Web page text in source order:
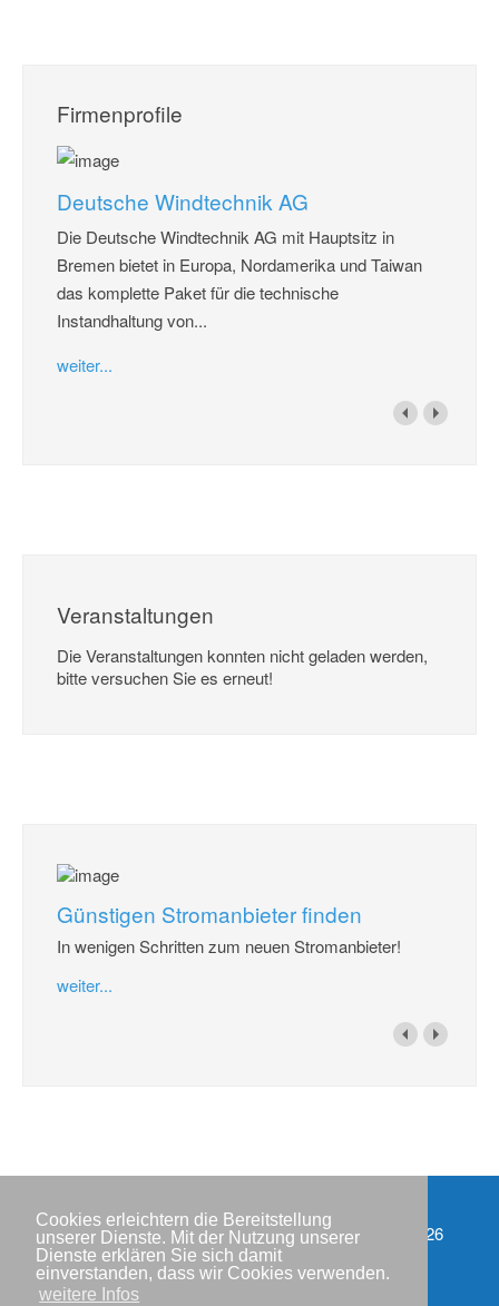
Cookies erleichtern die Bereitstellung
unserer Dienste. Mit der Nutzung unserer
Dienste erklären Sie sich damit
einverstanden, dass wir Cookies verwenden.
weitere Infos
Firmenprofile
Deutsche Windtechnik AG
Die Deutsche Windtechnik AG mit Hauptsitz in
Bremen bietet in Europa, Nordamerika und Taiwan
das komplette Paket für die technische
Instandhaltung von...
weiter...
Veranstaltungen
Die Veranstaltungen konnten nicht geladen werden,
bitte versuchen Sie es erneut!
Günstigen Stromanbieter finden
In wenigen Schritten zum neuen Stromanbieter!
weiter...
Impressum
Datenschutzerklärung
Kontakt
Copyright © IWR 2026